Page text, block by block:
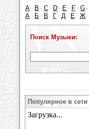
A · B · C · D · E · F · G ·
А · Б · В · Г · Д · Е · Ж ·
Поиск Музыки:
Популярное в сети